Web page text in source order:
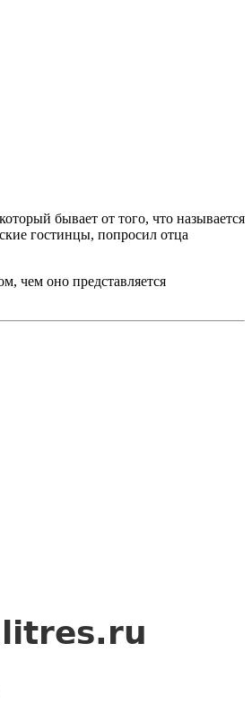
бывает от того, что называется
гостинцы, попросил отца
чем оно представляется